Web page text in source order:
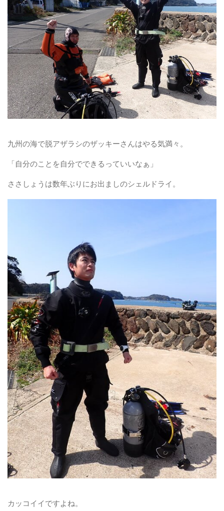
九州の海で脱アザラシのザッキーさんはやる気満々。
「自分のことを自分でできるっていいなぁ」
ささしょうは数年ぶりにお出ましのシェルドライ。
カッコイイですよね。